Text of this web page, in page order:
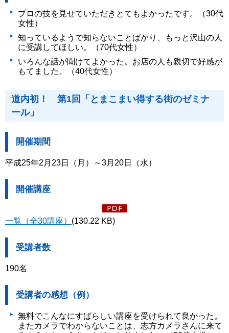
プロの技を見せていただきとてもよかったです。（30代
女性）
知っているようで知らないことばかり、もっと沢山の人
に受講してほしい。（70代女性）
いろんな話が聞けてよかった。お店の人も親切で好感が
もてました。（40代女性）
道内初！ 第1回「とまこまい得する街のゼミナ
ール」
開催期間
平成25年2月23日（月）～3月20日（水）
開催講座
一覧（全30講座） (130.22 KB)
受講者数
190名
受講者の感想（例）
無料でこんなにすばらしい講座を受けられて良かった。
またカメラでわからないことは、志方カメラさんに来て